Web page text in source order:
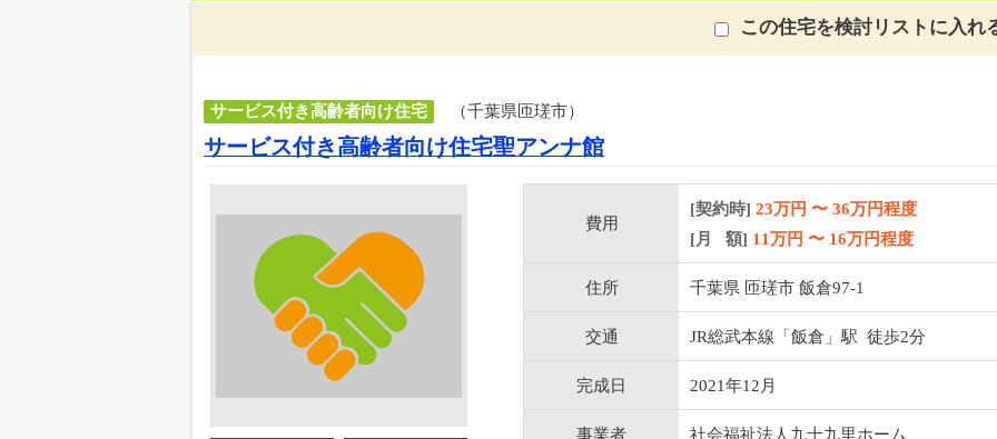
この住宅を検討リストに入れ
サービス付き高齢者向け住宅 （千葉県匝瑳市）
サービス付き高齢者向け住宅聖アンナ館
費用
[契約時] 23万円 〜 36万円程度
[月 額] 11万円 〜 16万円程度
住所 千葉県 匝瑳市 飯倉97-1
交通 JR総武本線「飯倉」駅 徒歩2分
完成日 2021年12月
事業者 社会福祉法人九十九里ホーム